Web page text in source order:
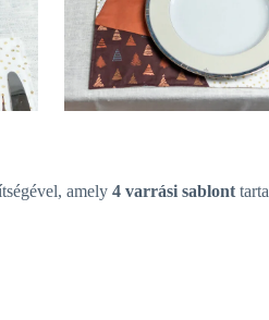
amely 4 varrási sablont